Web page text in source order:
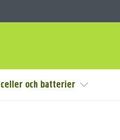
och batterier Visa/Göm